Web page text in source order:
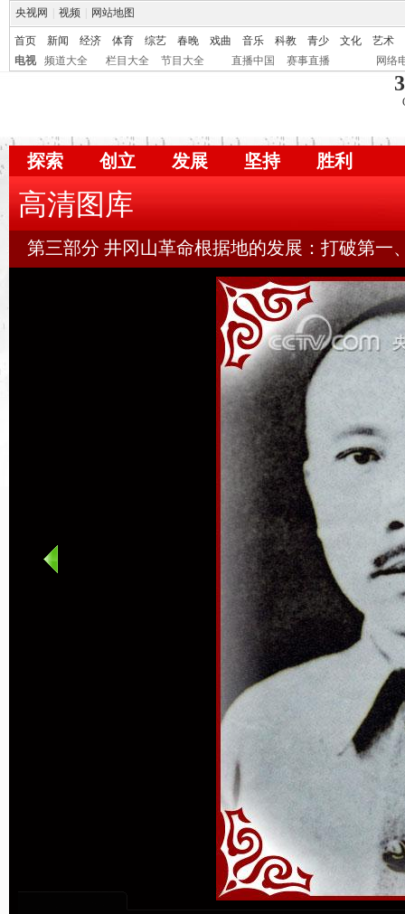
央视网 视频 网站地图
首页 新闻 经济 体育 综艺 春晚 戏曲 音乐 科教 青少 文化
艺术
电视
频道大全 栏目大全 节目大全 直播中国 赛事直播 网络
探索 创立 发展 坚持 胜利
高清图库
第三部分 井冈山革命根据地的发展：打破第一
第三部分
展：打